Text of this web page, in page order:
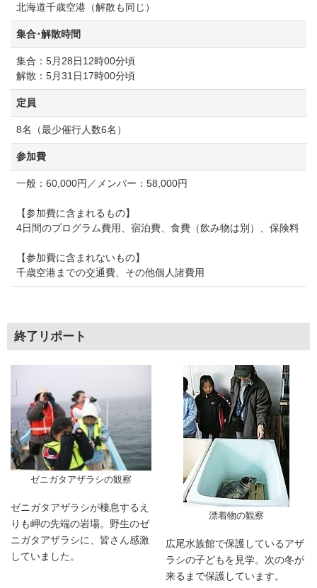
北海道千歳空港（解散も同じ）
集合･解散時間
集合：5月28日12時00分頃
解散：5月31日17時00分頃
定員
8名（最少催行人数6名）
参加費
一般：60,000円／メンバー：58,000円
【参加費に含まれるもの】
4日間のプログラム費用、宿泊費、食費（飲み物は別）、保険料
【参加費に含まれないもの】
千歳空港までの交通費、その他個人諸費用
終了リポート
ゼニガタアザラシの観察
ゼニガタアザラシが棲息するえ
りも岬の先端の岩場。野生のゼ
ニガタアザラシに、皆さん感激
していました。
漂着物の観察
広尾水族館で保護しているアザ
ラシの子どもを見学。次の冬が
来るまで保護しています。